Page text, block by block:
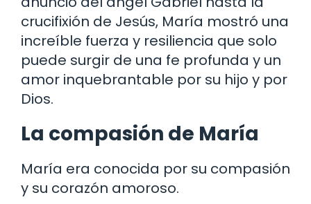
crucifixión de Jesús, María mostró una
increíble fuerza y ​​resiliencia que solo
puede surgir de una fe profunda y un
amor inquebrantable por su hijo y por
Dios.
La compasión de María
María era conocida por su compasión
y su corazón amoroso.